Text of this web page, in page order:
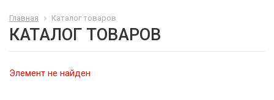
Главная Каталог товаров
КАТАЛОГ ТОВАРОВ
Элемент не найден